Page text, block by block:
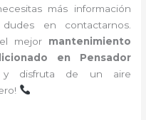
más información
en contactarnos.
mejor mantenimiento
en Pensador
y disfruta de un aire